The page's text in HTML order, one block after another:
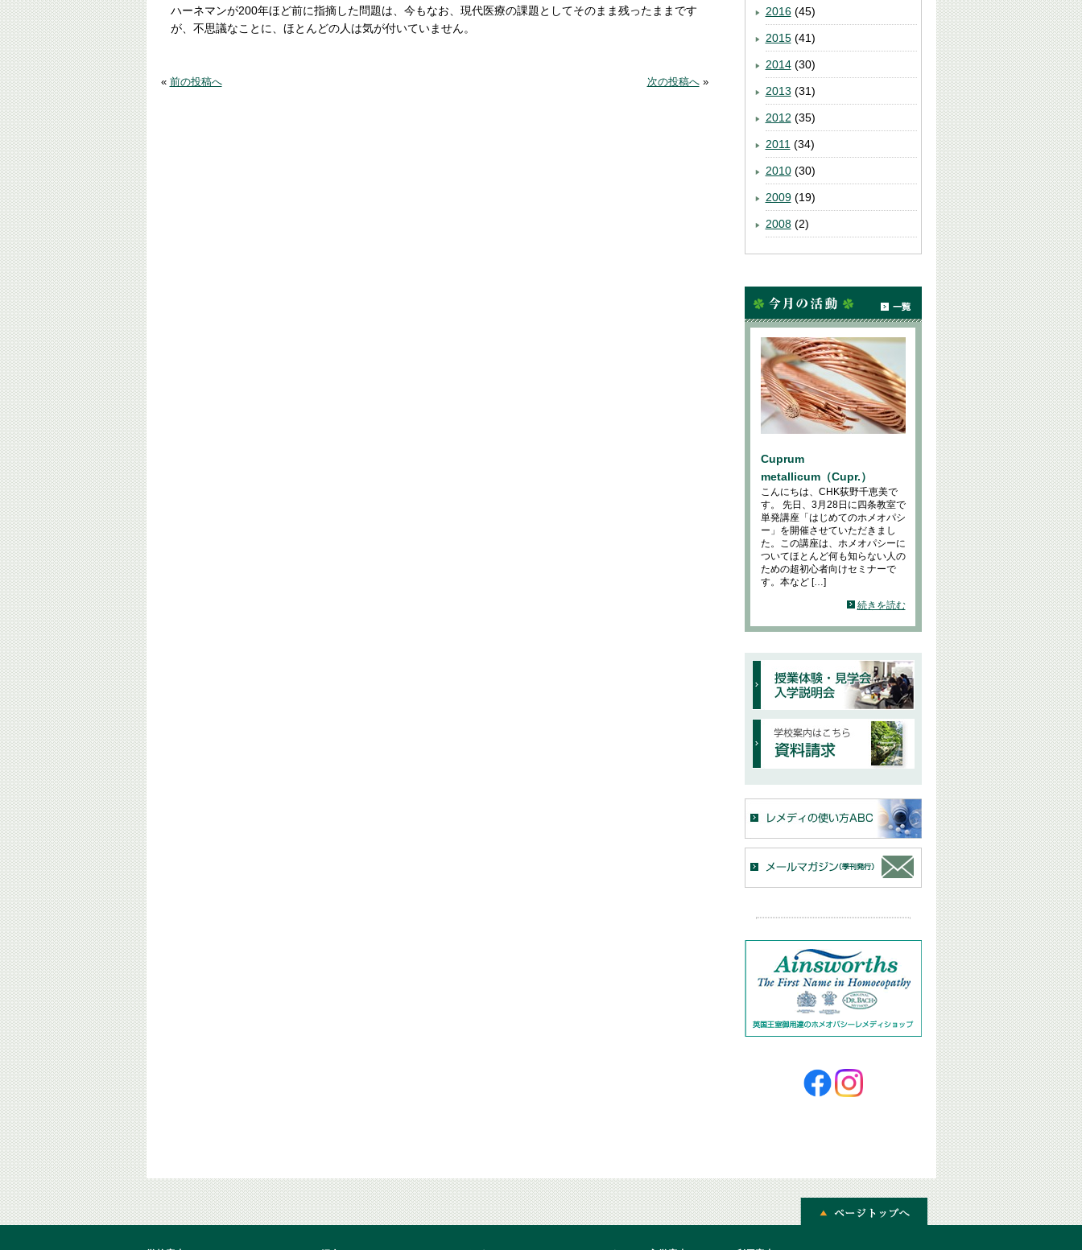
ハーネマンが200年ほど前に指摘した問題は、今もなお、現代医療の課題としてそのまま残ったままです
が、不思議なことに、ほとんどの人は気が付いていません。
« 前の投稿へ 次の投稿へ»
2016(45)
2015(41)
2014(30)
2013 (31)
2012 (35)
2011 (34)
2010(30)
2009(19)
2008(2)
Cuprum
metallicum（Cupr.）
こんにちは、CHK荻野千恵美で
す。 先日、3月28日に四条教室で
単発講座「はじめてのホメオパシ
ー」を開催させていただきまし
た。この講座は、ホメオパシーに
ついてほとんど何も知らない人の
ための超初心者向けセミナーで
す。本など […]
続きを読む